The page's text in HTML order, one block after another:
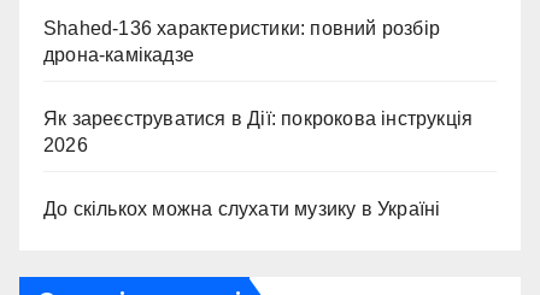
Shahed-136 характеристики: повний розбір
дрона-камікадзе
Як зареєструватися в Дії: покрокова інструкція
2026
До скількох можна слухати музику в Україні